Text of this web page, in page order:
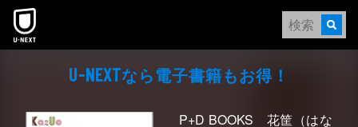
本文へスキップ
U-NEXTなら電⼦書籍もお得！
P+D BOOKS 花筐（はな